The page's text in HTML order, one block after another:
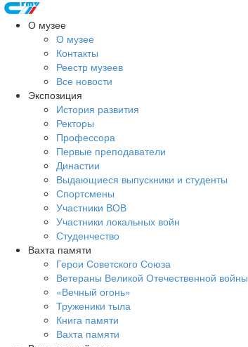
О музее
О музее
Контакты
Реестр музеев
Все новости
Экспозиция
История развития
Ректоры
Профессора
Первые преподаватели
Династии
Выдающиеся выпускники и студенты
Спортсмены
Участники ВОВ
Участники локальных войн
Студенчество
Вахта памяти
Герои Советского Союза
Ветераны Великой Отечественной войны
«Вечный огонь»
Труженики тыла
Книга памяти
Вахта памяти